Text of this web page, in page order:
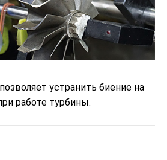
устранить биение на
работе турбины.